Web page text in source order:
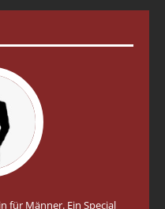
für Männer. Ein Special